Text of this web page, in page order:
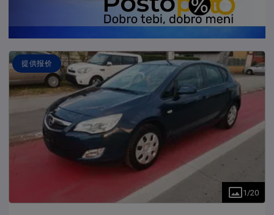
提供报价
1 /20